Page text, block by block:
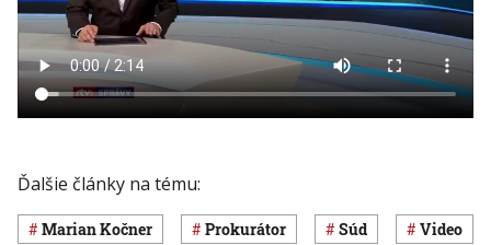
Ďalšie články na tému:
Marian Kočner prokurátor súd Video